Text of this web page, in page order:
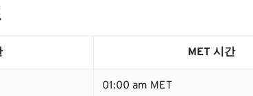
MET 시간
01:00 am MET